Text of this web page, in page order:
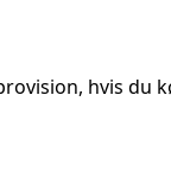
hvis du